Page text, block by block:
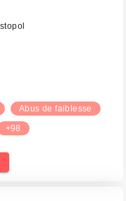
Abus de faiblesse
+98